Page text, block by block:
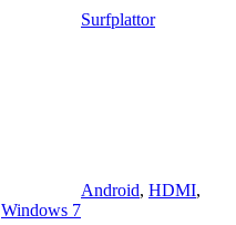
Surfplattor
Android, HDMI,
Windows 7